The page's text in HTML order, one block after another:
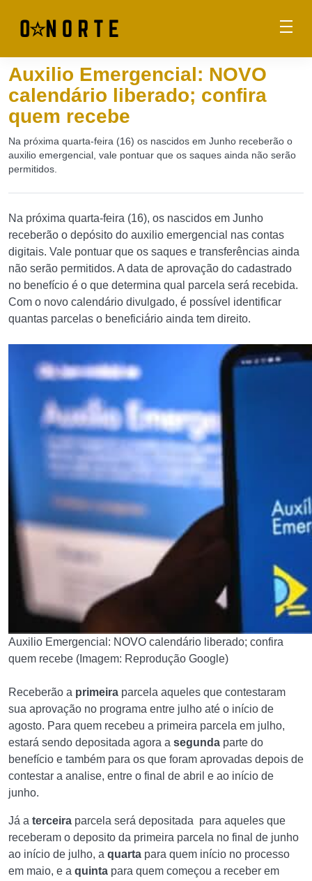
Auxilio Emergencial: NOVO
calendário liberado; confira
quem recebe
Na próxima quarta-feira (16) os nascidos em Junho receberão o
auxilio emergencial, vale pontuar que os saques ainda não serão
permitidos.
Na próxima quarta-feira (16), os nascidos em Junho
receberão o depósito do auxilio emergencial nas contas
digitais. Vale pontuar que os saques e transferências ainda
não serão permitidos. A data de aprovação do cadastrado
no benefício é o que determina qual parcela será recebida.
Com o novo calendário divulgado, é possível identificar
quantas parcelas o beneficiário ainda tem direito.
Auxilio Emergencial: NOVO calendário liberado; confira
quem recebe (Imagem: Reprodução Google)
Receberão a primeira parcela aqueles que contestaram
sua aprovação no programa entre julho até o início de
agosto. Para quem recebeu a primeira parcela em julho,
estará sendo depositada agora a segunda parte do
benefício e também para os que foram aprovadas depois de
contestar a analise, entre o final de abril e ao início de
junho.
Já a terceira parcela será depositada para aqueles que
receberam o deposito da primeira parcela no final de junho
ao início de julho, a quarta para quem início no processo
em maio, e a quinta para quem começou a receber em